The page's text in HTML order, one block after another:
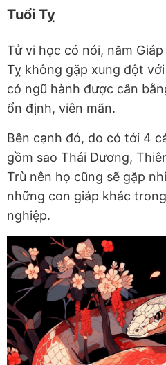
Tuổi Tỵ
Tử vi học có nói, năm
Tỵ không gặp xung đột
có ngũ hành được cân
ổn định, viên mãn.
Bên cạnh đó, do có tới 4
gồm sao Thái Dương,
Trù nên họ cũng sẽ gặp
những con giáp khác
nghiệp.